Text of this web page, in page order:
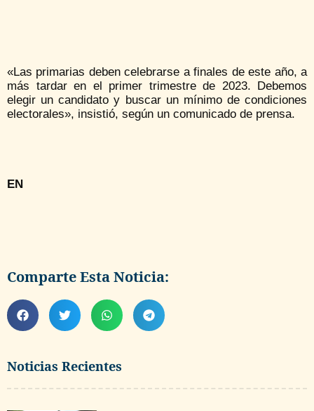
Noticias Recientes
«Las primarias deben celebrarse a finales de este año, a
más tardar en el primer trimestre de 2023. Debemos
elegir un candidato y buscar un mínimo de condiciones
electorales», insistió, según un comunicado de prensa.
EN
Comparte Esta Noticia: